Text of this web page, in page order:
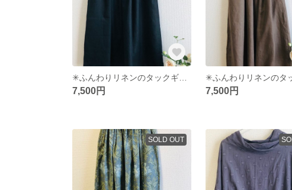
7,500円 7,500円
SOLD OUT